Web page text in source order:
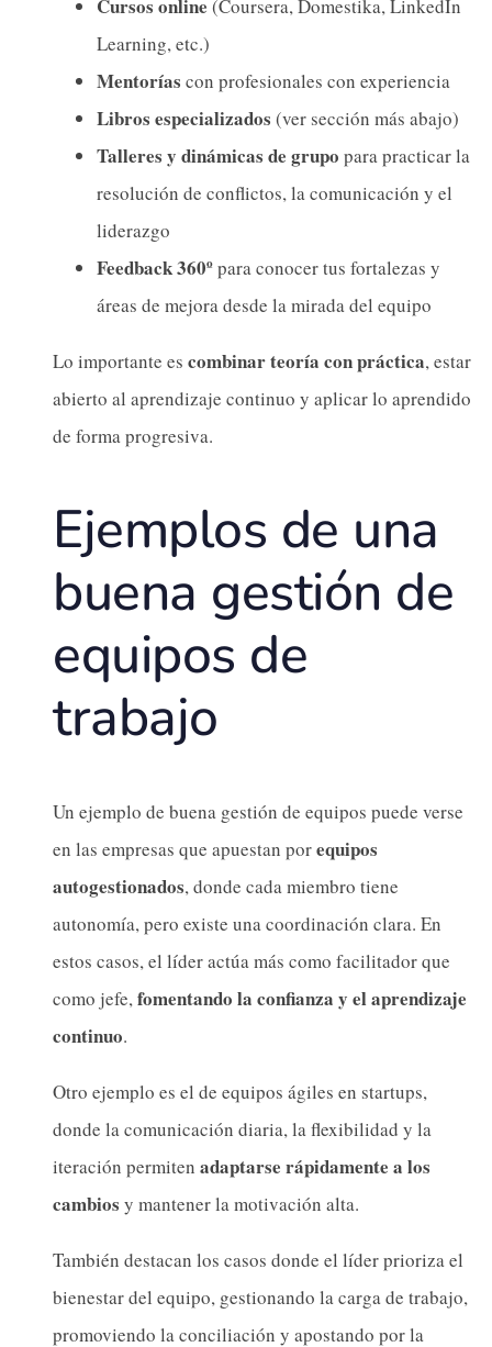
Cursos online (Coursera, Domestika, LinkedIn
Learning, etc.)
Mentorías con profesionales con experiencia
Libros especializados (ver sección más abajo)
Talleres y dinámicas de grupo para practicar la
resolución de conflictos, la comunicación y el
liderazgo
Feedback 360ºpara conocer tus fortalezas y
áreas de mejora desde la mirada del equipo
Lo importante es combinar teoría con práctica, estar
abierto al aprendizaje continuo y aplicar lo aprendido
de forma progresiva.
Ejemplos de una
buena gestión de
equipos de
trabajo
Un ejemplo de buena gestión de equipos puede verse
en las empresas que apuestan porequipos
autogestionados, donde cada miembro tiene
autonomía, pero existe una coordinación clara. En
estos casos, el líder actúa más como facilitador que
como jefe,fomentando la confianza y el aprendizaje
continuo.
Otro ejemplo es el de equipos ágiles en startups,
donde la comunicación diaria, la flexibilidad y la
iteración permiten adaptarse rápidamente a los
cambios y mantener la motivación alta.
También destacan los casos donde el líder prioriza el
bienestar del equipo, gestionando la carga de trabajo,
promoviendo la conciliación y apostando por la